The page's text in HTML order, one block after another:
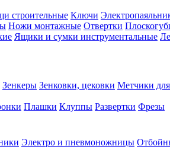
строительные Ключи
Ножи монтажные Отвертки
Ящики и сумки инструментальные
Зенкеры Зенковки, цековки Метчики
Плашки Клуппы Развертки Фрезы
Электро и пневмоножницы